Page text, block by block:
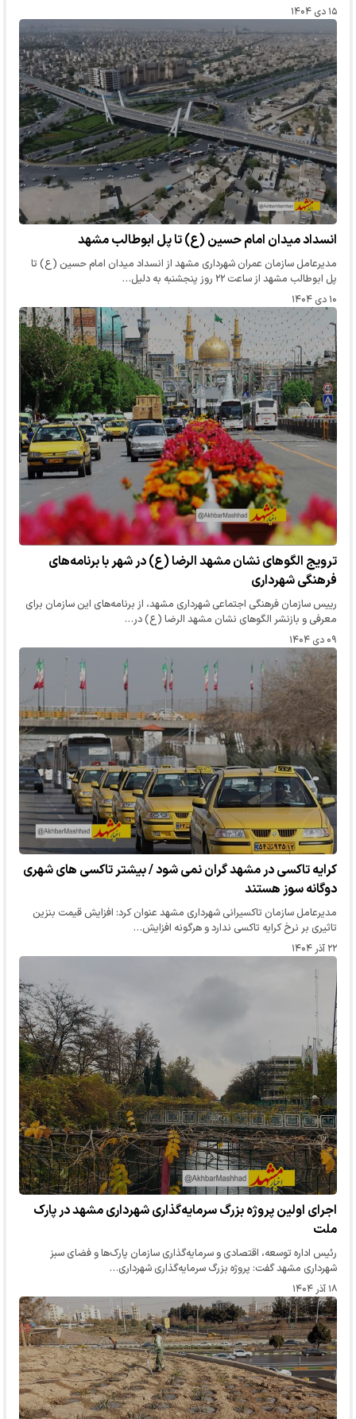
۱۵ دی ۱۴۰۴
انسداد میدان امام حسین (ع) تا پل ابوطالب مشهد
مدیرعامل سازمان عمران شهرداری مشهد از انسداد میدان امام حسین (ع) تا
پل ابوطالب مشهد از ساعت ۲۲ روز پنجشنبه به دلیل…
۱۰ دی ۱۴۰۴
ترویج الگوهای نشان مشهد الرضا (ع) در شهر با برنامه‌های
فرهنگی شهرداری
رییس سازمان فرهنگی اجتماعی شهرداری مشهد، از برنامه‌های این سازمان برای
معرفی و بازنشر الگوهای نشان مشهد الرضا (ع) در…
۰۹ دی ۱۴۰۴
کرایه تاکسی در مشهد گران نمی شود / بیشتر تاکسی های شهری
دوگانه سوز هستند
مدیرعامل سازمان تاکسیرانی شهرداری مشهد عنوان کرد: افزایش قیمت بنزین
تاثیری بر نرخ کرایه تاکسی ندارد و هرگونه افزایش…
۲۲ آذر ۱۴۰۴
اجرای اولین پروژه بزرگ سرمایه‌گذاری شهرداری مشهد در پارک
ملت
رئیس اداره توسعه، اقتصادی و سرمایه‌گذاری سازمان پارک‌ها و فضای سبز
شهرداری مشهد گفت: پروژه بزرگ سرمایه‌گذاری شهرداری…
۱۸ آذر ۱۴۰۴